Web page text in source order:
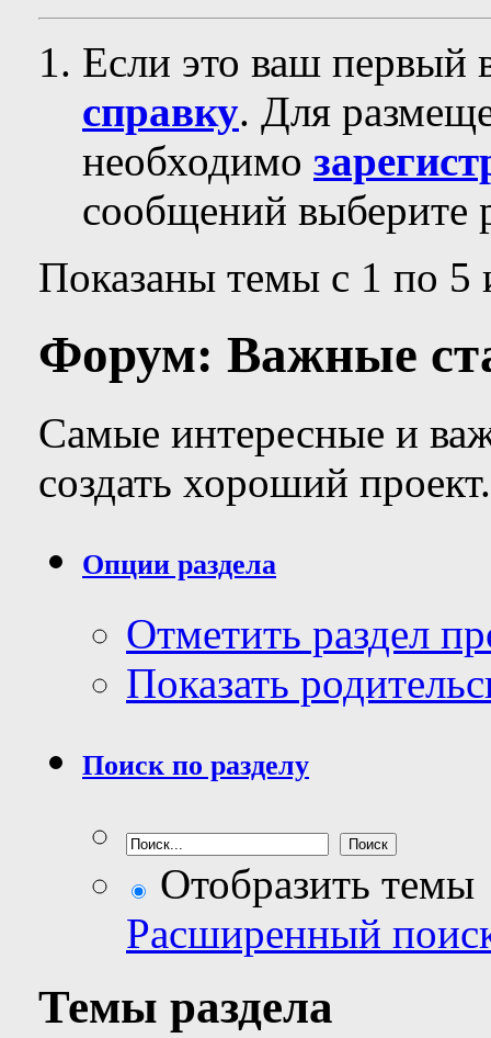
Если это ваш первый
справку. Для
необходимо
сообщений выберите
Показаны темы с 1 по 5
Форум: Важные
Самые интересные и
создать хороший проект.
Опции раздела
Отметить раздел
Показать
Поиск по разделу
Отобразить темы
Расширенный
Темы раздела